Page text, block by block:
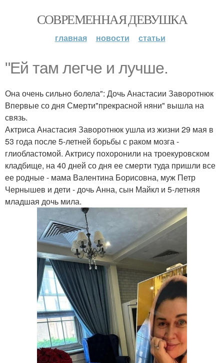
СОВРЕМЕННАЯ ДЕВУШКА
главная новости статьи
"Ей там легче и лучше.
Она очень сильно болела": Дочь Анастасии Заворотнюк
Впервые со дня Смерти"прекрасной няни" вышла на
связь.
Актриса Анастасия Заворотнюк ушла из жизни 29 мая в
53 года после 5-летней борьбы с раком мозга -
глиобластомой. Актрису похоронили на троекуровском
кладбище, на 40 дней со дня ее смерти туда пришли все
ее родные - мама Валентина Борисовна, муж Петр
Чернышев и дети - дочь Анна, сын Майкл и 5-летняя
младшая дочь мила.